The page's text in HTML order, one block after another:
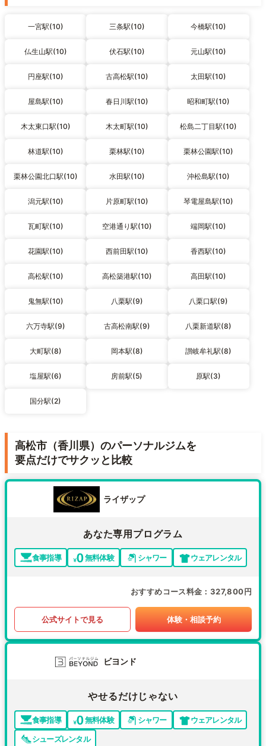
一宮駅(10) 三条駅(10) 今橋駅(10)
仏生山駅(10) 伏石駅(10) 元山駅(10)
円座駅(10) 古高松駅(10) 太田駅(10)
屋島駅(10) 春日川駅(10) 昭和町駅(10)
木太東口駅(10) 木太町駅(10) 松島二丁目駅(10)
林道駅(10) 栗林駅(10) 栗林公園駅(10)
栗林公園北口駅(10) 水田駅(10) 沖松島駅(10)
潟元駅(10) 片原町駅(10) 琴電屋島駅(10)
瓦町駅(10) 空港通り駅(10) 端岡駅(10)
花園駅(10) 西前田駅(10) 香西駅(10)
高松駅(10) 高松築港駅(10) 高田駅(10)
鬼無駅(10) 八栗駅(9) 八栗口駅(9)
六万寺駅(9) 古高松南駅(9) 八栗新道駅(8)
大町駅(8) 岡本駅(8) 讃岐牟礼駅(8)
塩屋駅(6) 房前駅(5) 原駅(3)
国分駅(2)
高松市（香川県）のパーソナルジムを
要点だけでサクッと比較
ライザップ
あなた専用プログラム
食事指導 無料体験 シャワー ウェアレンタル
おすすめコース料金 327,800円
公式サイトで見る 体験・相談予約
ビヨンド
やせるだけじゃない
食事指導 無料体験 シャワー
ウェアレンタル
シューズレンタル